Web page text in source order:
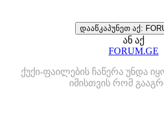
დააწკაპუნეთ აქ:
ან აქ
FORUM.GE
ქუქი-ფაილების ჩაწერა უნდა
იმისთვის რომ